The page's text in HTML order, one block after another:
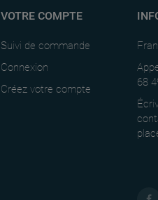
VOTRE COMPTE
Suivi de commande
Connexion
Créez votre compte
68